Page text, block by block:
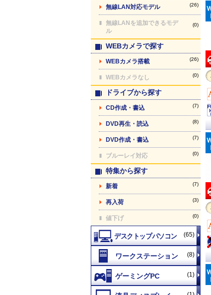
無線LAN対応モデル (26)
無線LANを追加できるモデ
ル
(0)
WEBカメラで探す
WEBカメラ搭載 (26)
WEBカメラなし (0)
ドライブから探す
CD作成・書込 (7)
DVD再生・読込 (8)
DVD作成・書込 (7)
ブルーレイ対応 (0)
特集から探す
新着 (7)
再入荷 (3)
値下げ (0)
(65)
(8)
(1)